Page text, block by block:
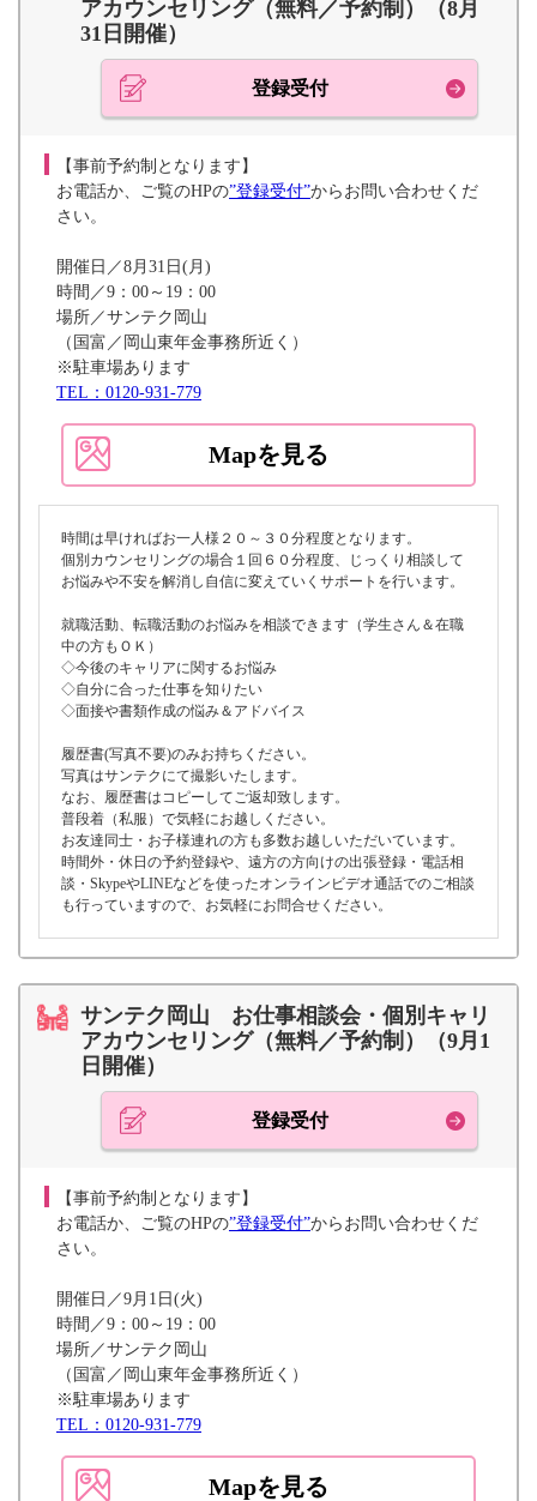
アカウンセリング（無料／予約制）（8月
31日開催）
登録受付
【事前予約制となります】
お電話か、ご覧のHPの”登録受付”からお問い合わせくだ
さい。
開催日／8月31日(月)
時間／9：00～19：00
場所／サンテク岡山
（国富／岡山東年金事務所近く）
※駐車場あります
TEL：0120-931-779
Mapを見る
時間は早ければお一人様２０～３０分程度となります。
個別カウンセリングの場合１回６０分程度、じっくり相談して
お悩みや不安を解消し自信に変えていくサポートを行います。
就職活動、転職活動のお悩みを相談できます（学生さん＆在職
中の方もＯＫ）
◇今後のキャリアに関するお悩み
◇自分に合った仕事を知りたい
◇面接や書類作成の悩み＆アドバイス
履歴書(写真不要)のみお持ちください。
写真はサンテクにて撮影いたします。
なお、履歴書はコピーしてご返却致します。
普段着（私服）で気軽にお越しください。
お友達同士・お子様連れの方も多数お越しいただいています。
時間外・休日の予約登録や、遠方の方向けの出張登録・電話相
談・SkypeやLINEなどを使ったオンラインビデオ通話でのご相談
も行っていますので、お気軽にお問合せください。
サンテク岡山 お仕事相談会・個別キャリ
アカウンセリング（無料／予約制）（9月1
日開催）
登録受付
【事前予約制となります】
お電話か、ご覧のHPの”登録受付”からお問い合わせくだ
さい。
開催日／9月1日(火)
時間／9：00～19：00
場所／サンテク岡山
（国富／岡山東年金事務所近く）
※駐車場あります
TEL：0120-931-779
Mapを見る